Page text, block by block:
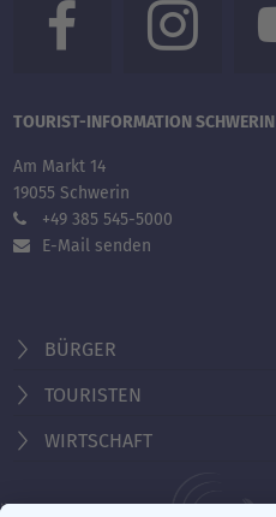
TOURIST-INFORMATION SCHWERIN
Am Markt 14
19055 Schwerin
+49 385 545-5000
E-Mail senden
BÜRGER
TOURISTEN
WIRTSCHAFT